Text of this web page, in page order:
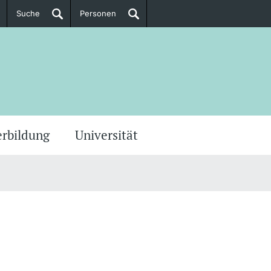
Suche Personen
Universität